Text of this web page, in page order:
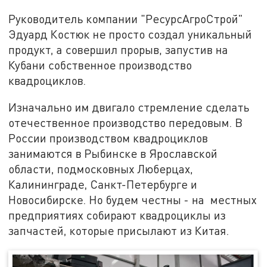
Руководитель компании "РесурсАгроСтрой"
Эдуард Костюк не просто создал уникальный
продукт, а совершил прорыв, запустив на
Кубани собственное производство
квадроциклов.
Изначально им двигало стремление сделать
отечественное производство передовым. В
России производством квадроциклов
занимаются в Рыбинске в Ярославской
области, подмосковных Люберцах,
Калининграде, Санкт-Петербурге и
Новосибирске. Но будем честны - на местных
предприятиях собирают квадроциклы из
запчастей, которые присылают из Китая.